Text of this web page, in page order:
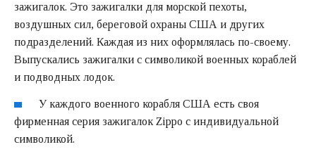
зажигалок. Это зажигалки для морской пехоты,
воздушных сил, береговой охраны США и других
подразделений. Каждая из них оформлялась по-своему.
Выпускались зажигалки с символикой военных кораблей
и подводных лодок.
У каждого военного корабля США есть своя
фирменная серия зажигалок Zippo с индивидуальной
символикой.